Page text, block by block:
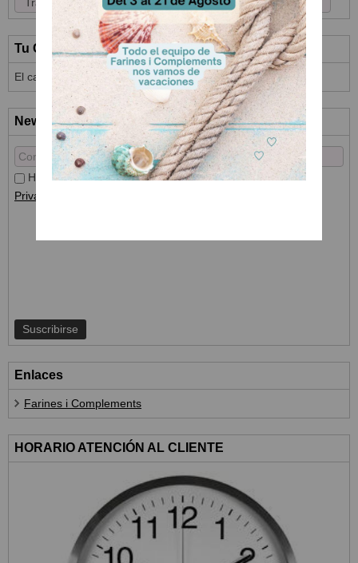
Tu Carrito (0)
El carrito de la compra está vacío
Newsletter
He leído y acepto elTratamiento de datos y la
Política de
Privacidad
Enlaces
Farines i Complements
HORARIO ATENCIÓN AL CLIENTE